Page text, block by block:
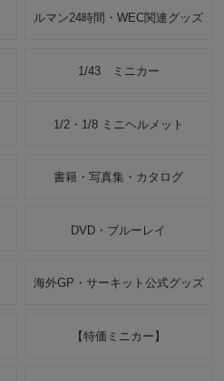
ルマン24時間・WEC関連グッズ
1/43 ミニカー
1/2・1/8 ミニヘルメット
書籍・写真集・カタログ
DVD・ブルーレイ
海外GP・サーキット公式グッズ
【特価ミニカー】